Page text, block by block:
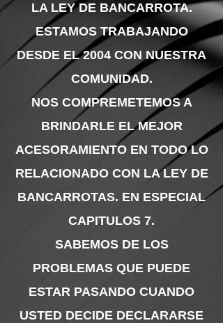
LA LEY DE BANCARROTA.
ESTAMOS TRABAJANDO
DESDE EL 2004 CON NUESTRA
COMUNIDAD.
NOS COMPREMETEMOS A
BRINDARLE EL MEJOR
ACESORAMIENTO EN TODO LO
RELACIONADO CON LA LEY DE
BANCARROTAS. EN ESPECIAL
CAPITULOS 7.
SABEMOS DE LOS
PROBLEMAS QUE PUEDE
ESTAR PASANDO CUANDO
USTED DECIDE DECLARARSE